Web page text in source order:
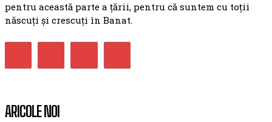
pentru această parte a țării, pentru că suntem cu toții
născuți și crescuți în Banat.
ARICOLE NOI